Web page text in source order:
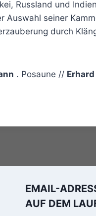
Russland und
seiner
durch
. Posaune //
EMAIL-
AUF DEM